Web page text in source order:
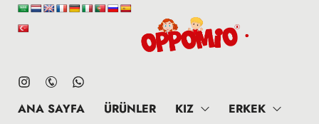
ANA SAYFA ÜRÜNLER KIZ ERKEK